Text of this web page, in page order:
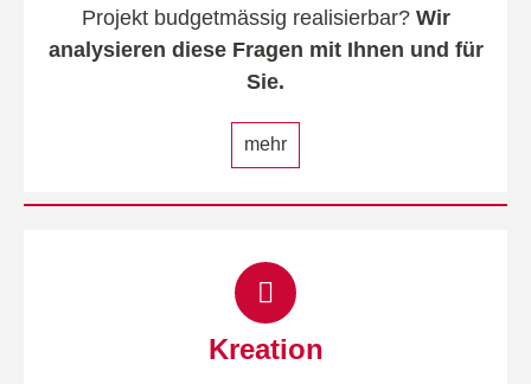
Projekt budgetmässig realisierbar? Wir
analysieren diese Fragen mit Ihnen und für
Sie.
mehr
Kreation